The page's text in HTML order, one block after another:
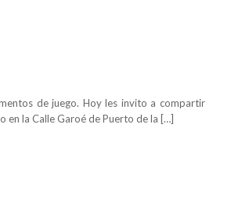
de juego. Hoy les invito a compartir
en la Calle Garoé de Puerto de la […]